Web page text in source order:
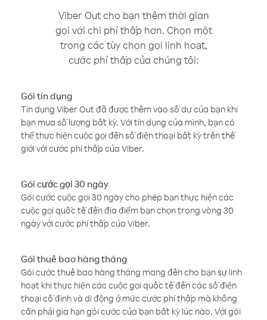
Viber Out cho bạn thêm thời gian
gọi với chi phí thấp hơn. Chọn một
trong các tùy chọn gọi linh hoạt,
cước phí thấp của chúng tôi:
Gói tín dụng
Tín dụng Viber Out đã được thêm vào số dư của bạn khi
bạn mua số lượng bất kỳ. Với tín dụng của mình, bạn có
thể thực hiện cuộc gọi đến số điện thoại bất kỳ trên thế
giới với cước phí thấp của Viber.
Gói cước gọi 30 ngày
Gói cước cuộc gọi 30 ngày cho phép bạn thực hiện các
cuộc gọi quốc tế đến địa điểm bạn chọn trong vòng 30
ngày với cước phí thấp của Viber.
Gói thuê bao hàng tháng
Gói cước thuê bao hàng tháng mang đến cho bạn sự linh
hoạt khi thực hiện các cuộc gọi quốc tế đến các số điện
thoại cố định và di động ở mức cước phí thấp mà không
cần phải gia hạn gói cước của bạn bất kỳ lúc nào. Với gói